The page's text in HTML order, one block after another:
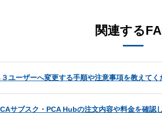
関連する
ユーザーへ変更する手順や注意事項を教えてく
サブスク・PCA Hubの注文内容や料金を確認し